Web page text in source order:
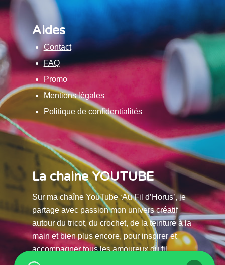
Aides
Contact
FAQ
Promo
Mentions légales
Politique de confidentialités
La chaine YOUTUBE
Sur ma chaîne YouTube ‘Au Fil d’Horus’, je
partage avec passion mon univers créatif
autour du tricot, du crochet, de la teinture à la
main et bien plus encore, pour inspirer et
accompagner tous les amoureux du fil.